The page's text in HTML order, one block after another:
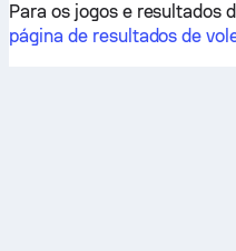
Para os jogos e resultados
página de resultados de